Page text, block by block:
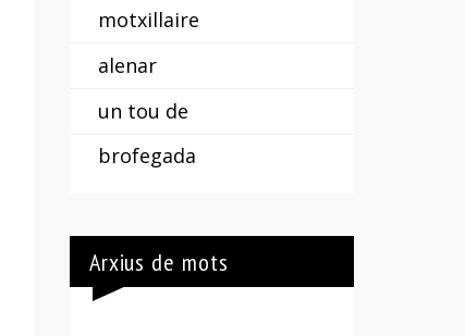
motxillaire
alenar
un tou de
brofegada
Arxius de mots